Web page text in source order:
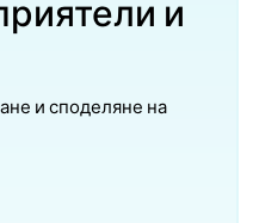
и
и споделяне на